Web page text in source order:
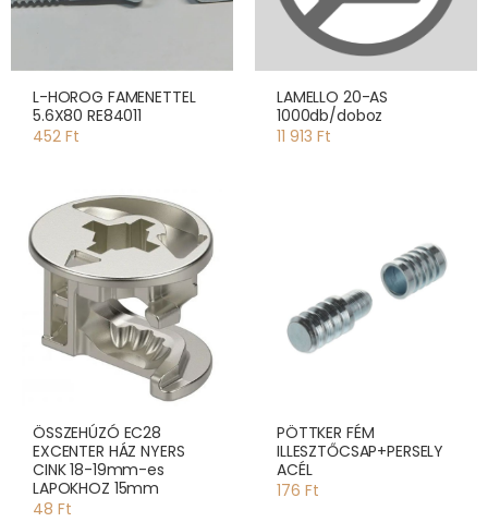
L-HOROG FAMENETTEL
5.6X80 RE84011
452 Ft
LAMELLO 20-AS
1000db/doboz
11 913 Ft
ÖSSZEHÚZÓ EC28
EXCENTER HÁZ NYERS
CINK 18-19mm-es
LAPOKHOZ 15mm
48 Ft
PÖTTKER FÉM
ILLESZTŐCSAP+PERSELY
ACÉL
176 Ft